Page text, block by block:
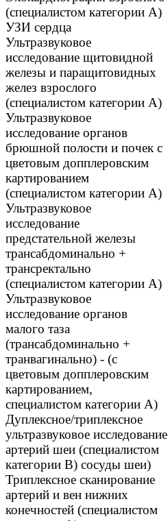
(специалистом категории А)
УЗИ сердца
Ультразвуковое
исследование щитовидной
железы и паращитовидных
желез взрослого
(специалистом категории А)
Ультразвуковое
исследование органов
брюшной полости и почек с
цветовым допплеровским
картированием
(специалистом категории А)
Ультразвуковое
исследование
предстательной железы
трансабдоминально +
трансректально
(специалистом категории А)
Ультразвуковое
исследование органов
малого таза
(трансабдоминально +
транвагинально) - (с
цветовым допплеровским
картированием,
специалистом категории А)
Дуплексное/триплексное
ультразвуковое исследование
артерий шеи (специалистом
категории В) сосуды шеи)
Триплексное сканирование
артерий и вен нижних
конечностей (специалистом